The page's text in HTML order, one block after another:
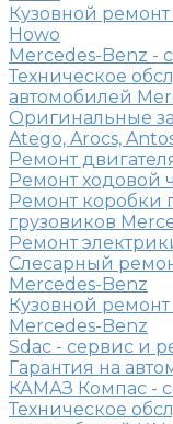
Кузовной
Howo
Mercedes-Benz -
Техническое
автомобилей
Оригинальные
Atego, Arocs,
Ремонт
Ремонт ходовой
Ремонт коробки
грузовиков
Ремонт
Слесарный
Mercedes-Benz
Кузовной
Mercedes-Benz
Sdac - сервис и
Гарантия на
КАМАЗ Компас -
Техническое